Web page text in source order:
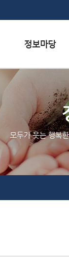
채용정보
인재정보
관련사이트
모두가 웃는 행복